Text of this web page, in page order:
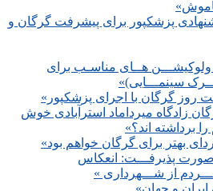
پزشکپور برای پیشرفت گرگان و
هــای مناسـب برای
سینمـــایی)»
روز گرگان با اجرای پزشکپور»
زادگاه میرداماد استرآبادی خوش
برداشته اند؟»
بهتر برای گرگان خواهم بود»
پذیرفـــت: انعکاس
از شـــهرداری »